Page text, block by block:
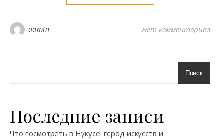
admin Нет комментариев
Поиск
Последние записи
Что посмотреть в Нукусе: город искусств и